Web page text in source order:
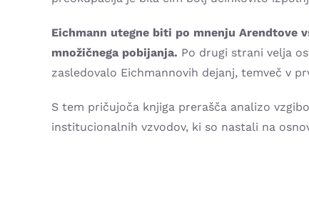
Eichmann utegne biti po mnenju
množičnega pobijanja. Po drugi strani velja
zasledovalo Eichmannovih dejanj, temveč v
S tem pričujoča knjiga prerašča analizo
institucionalnih vzvodov, ki so nastali na